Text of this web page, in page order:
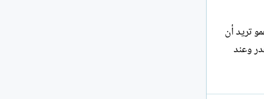
تريد أن
وعند